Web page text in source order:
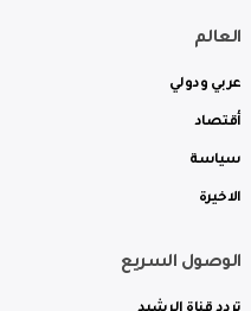
العالم
عربي ودولي
أقتصاد
سياسة
الاخيرة
الوصول السريع